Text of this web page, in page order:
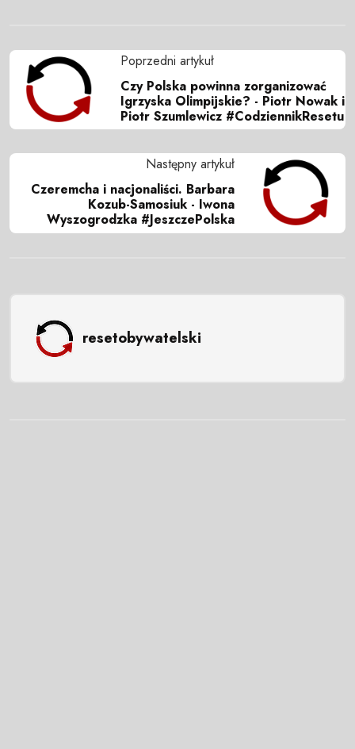
Poprzedni artykuł
Czy Polska powinna zorganizować
Igrzyska Olimpijskie? - Piotr Nowak i
Piotr Szumlewicz #CodziennikResetu
Następny artykuł
Czeremcha i nacjonaliści. Barbara
Kozub-Samosiuk - Iwona
Wyszogrodzka #JeszczePolska
resetobywatelski